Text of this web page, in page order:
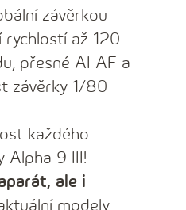
závěrkou
rychlostí až 120
přesné AI AF a
závěrky 1/80
každého
Alpha 9 III!
ale i